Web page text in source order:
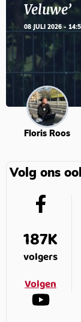
Veluwe’
08 JULI 2026 -
Floris Roos
Volg ons
187K
volgers
Volgen